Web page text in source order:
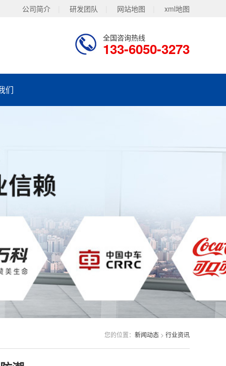
公司简介 研发团队 网站地图 xml地图
全国咨询热线
133-6050-3273
们
您的位置： 新闻动态 > 行业资讯